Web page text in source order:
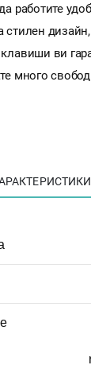
работите
стилен
ви
много